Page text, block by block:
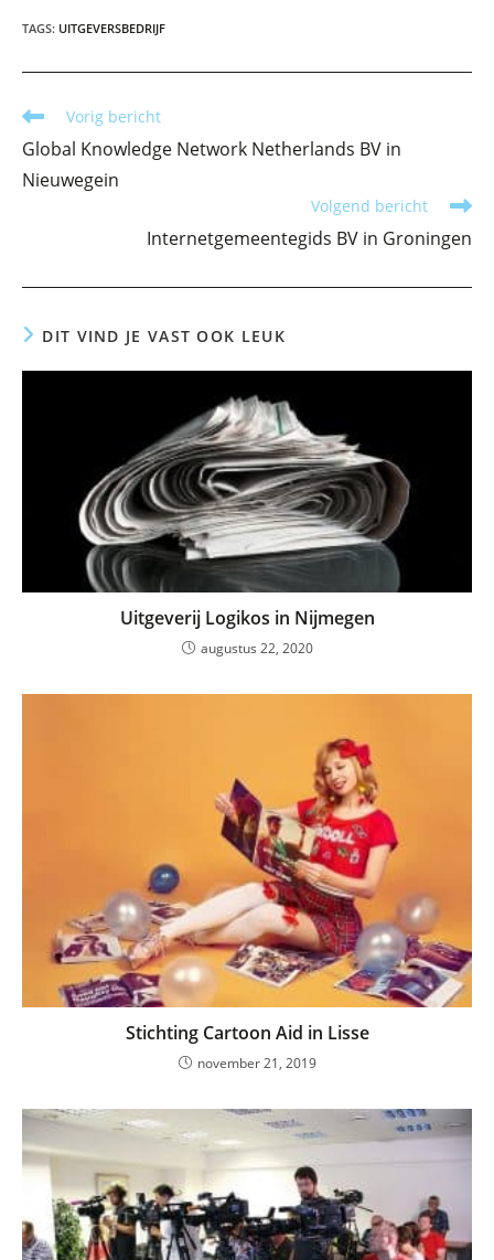
TAGS: UITGEVERSBEDRIJF
Lees
meer
artikelen
Vorig bericht
Global Knowledge Network Netherlands BV in
Nieuwegein
Volgend bericht
Internetgemeentegids BV in Groningen
DIT VIND JE VAST OOK LEUK
Uitgeverij Logikos in Nijmegen
augustus 22, 2020
Stichting Cartoon Aid in Lisse
november 21, 2019